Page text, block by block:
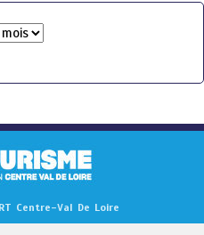
Centre-Val De Loire